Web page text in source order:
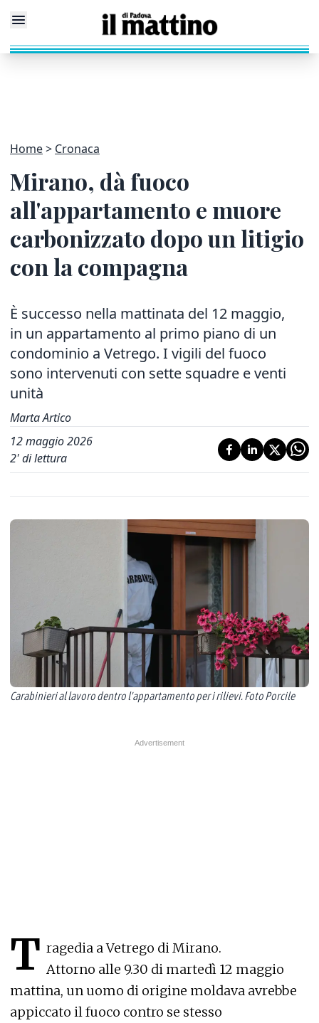
Home Cronaca
Mirano, dà fuoco
all'appartamento e muore
carbonizzato dopo un litigio
con la compagna
È successo nella mattinata del 12 maggio,
in un appartamento al primo piano di un
condominio a Vetrego. I vigili del fuoco
sono intervenuti con sette squadre e venti
unità
Marta Artico
12 maggio 2026
2' di lettura
Carabinieri al lavoro dentro l'appartamento per i rilievi. Foto Porcile
T ragedia a Vetrego di Mirano.
Attorno alle 9.30 di martedì 12 maggio
mattina, un uomo di origine moldava avrebbe
appiccato il fuoco contro se stesso